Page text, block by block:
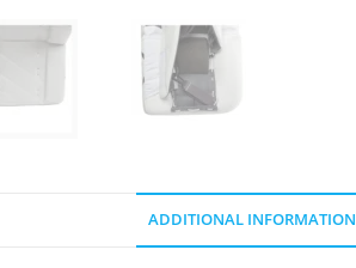
ADDITIONAL INFORMATION